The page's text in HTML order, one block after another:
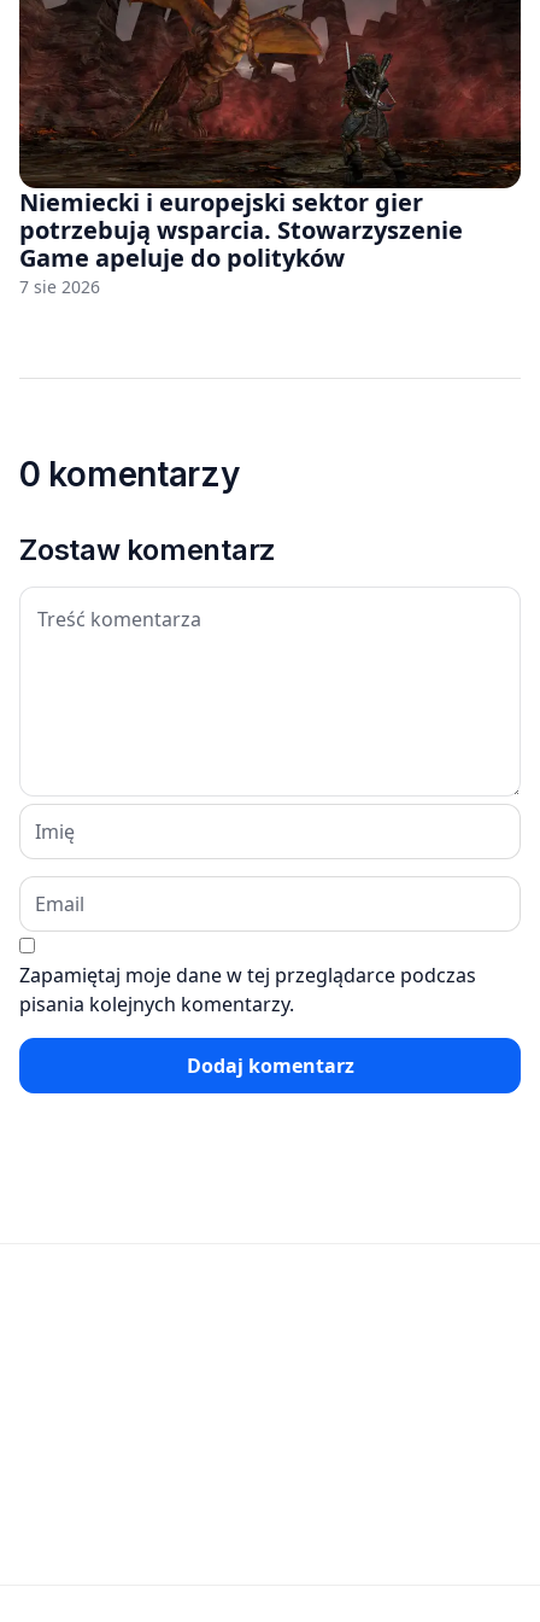
Niemiecki i europejski sektor gier
potrzebują wsparcia. Stowarzyszenie
Game apeluje do polityków
7 sie 2026
0 komentarzy
Zostaw komentarz
Zapamiętaj moje dane w tej przeglądarce podczas
pisania kolejnych komentarzy.
Dodaj komentarz